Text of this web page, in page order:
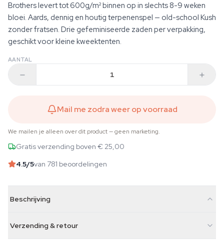
Brothers levert tot 600g/m² binnen op in slechts 8-9 weken
bloei. Aards, dennig en houtig terpenenspel — old-school Kush
zonder fratsen. Drie gefeminiseerde zaden per verpakking,
geschikt voor kleine kweektenten.
AANTAL
Mail me zodra weer op voorraad
We mailen je alleen over dit product — geen marketing.
Gratis verzending boven € 25,00
4.5/5van 781 beoordelingen
Beschrijving
Verzending & retour